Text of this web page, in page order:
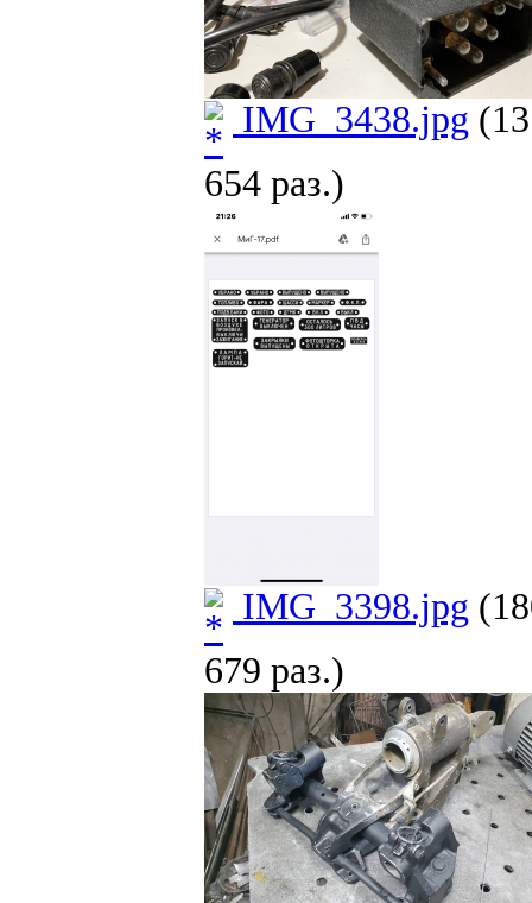
IMG_3438.jpg
654 раз.)
IMG_3398.jpg
679 раз.)